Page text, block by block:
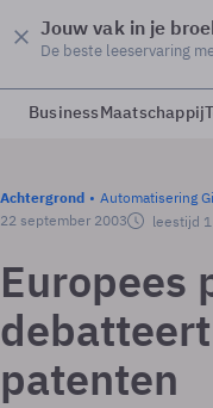
Jouw vak in je
De beste leeservaring
BusinessMaatschappij
Achtergrond Automatisering
22 september 2003
leestijd
Europees
patenten